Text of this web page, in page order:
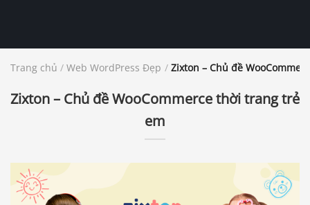
Trang chủ / Web WordPress Đẹp / Zixton – Chủ đề
Zixton – Chủ đề WooCommerce thời trang trẻ
em